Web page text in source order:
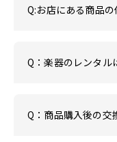
Q:お店にある商品
Q：楽器のレンタル
Q：商品購入後の交